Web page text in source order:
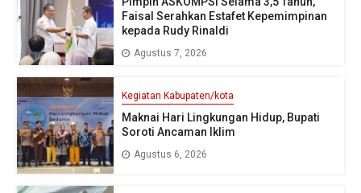
Faisal Serahkan Estafet Kepemimpinan
kepada Rudy Rinaldi
Agustus 7, 2026
Kegiatan Kabupaten/kota
Maknai Hari Lingkungan Hidup, Bupati
Soroti Ancaman Iklim
Agustus 6, 2026